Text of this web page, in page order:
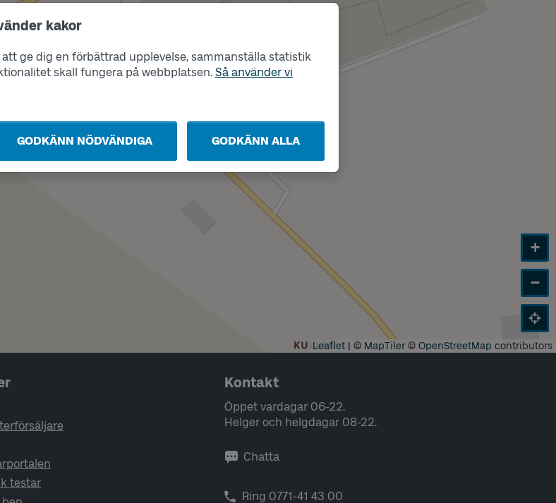
kakor
att ge dig en förbättrad upplevelse, sammanställa statistik
skall fungera på webbplatsen. Så använder vi
GODKÄNN NÖDVÄNDIGA GODKÄNN ALLA
+
−
Leaflet | © MapTiler© OpenStreetMap contributors
testar
Kontakt
Öppet vardagar 06-22.
Helger och helgdagar 08-22.
Chatta
Ring 0771-41 43 00